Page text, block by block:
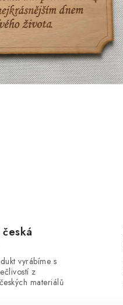
vyrábíme s
z
materiálů